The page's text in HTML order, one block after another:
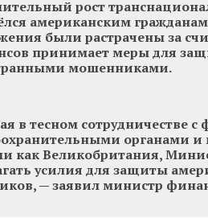
рост
американским
были растрачены за
принимает меры для
мошенниками.
в тесном сотрудничестве
органами
как Великобритания,
усилия для защиты
— заявил министр